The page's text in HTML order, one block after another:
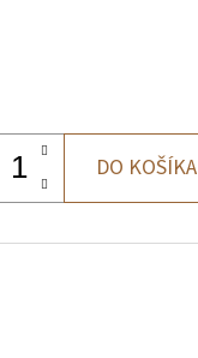
DO KOŠÍKA